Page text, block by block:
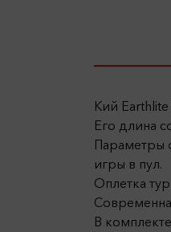
Кий
Его длина
Параметры
игры в пул.
Оплетка
В